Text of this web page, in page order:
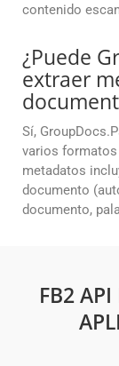
contenido
¿Puede
extraer
Sí,
varios formatos
metadatos
documento
documento,
FB2